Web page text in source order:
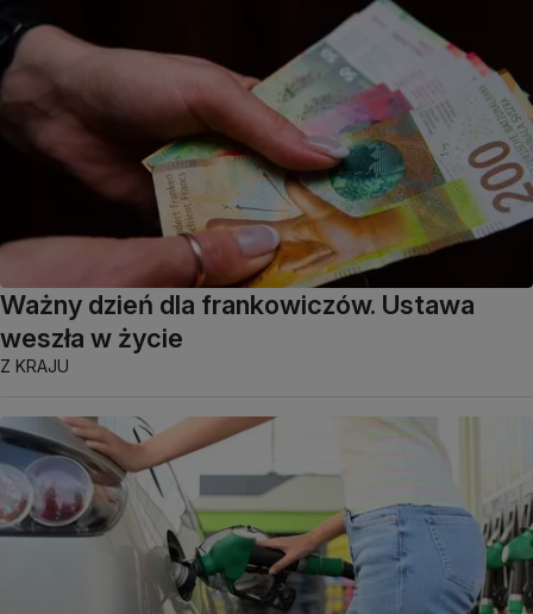
Ważny dzień dla frankowiczów. Ustawa
weszła w życie
Z KRAJU